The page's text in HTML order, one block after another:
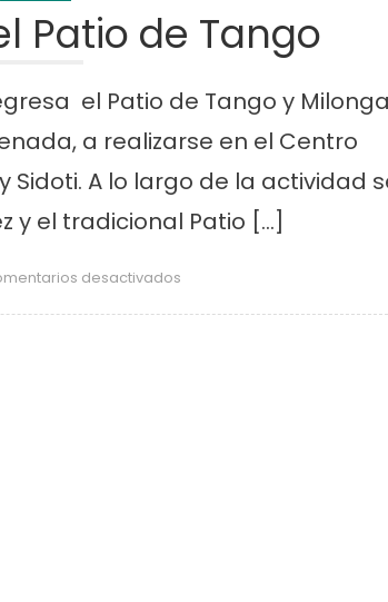
Patio de Tango
el Patio de Tango y
a realizarse en el Centro
Sidoti. A lo largo de la actividad
y el tradicional Patio […]
desactivados